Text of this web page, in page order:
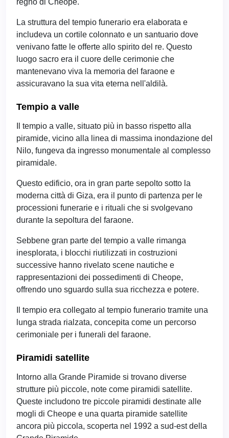
La struttura del tempio funerario era elaborata e
includeva un cortile colonnato e un santuario dove
venivano fatte le offerte allo spirito del re. Questo
luogo sacro era il cuore delle cerimonie che
mantenevano viva la memoria del faraone e
assicuravano la sua vita eterna nell'aldilà.
Tempio a valle
Il tempio a valle, situato più in basso rispetto alla
piramide, vicino alla linea di massima inondazione del
Nilo, fungeva da ingresso monumentale al complesso
piramidale.
Questo edificio, ora in gran parte sepolto sotto la
moderna città di Giza, era il punto di partenza per le
processioni funerarie e i rituali che si svolgevano
durante la sepoltura del faraone.
Sebbene gran parte del tempio a valle rimanga
inesplorata, i blocchi riutilizzati in costruzioni
successive hanno rivelato scene nautiche e
rappresentazioni dei possedimenti di Cheope,
offrendo uno sguardo sulla sua ricchezza e potere.
Il tempio era collegato al tempio funerario tramite una
lunga strada rialzata, concepita come un percorso
cerimoniale per i funerali del faraone.
Piramidi satellite
Intorno alla Grande Piramide si trovano diverse
strutture più piccole, note come piramidi satellite.
Queste includono tre piccole piramidi destinate alle
mogli di Cheope e una quarta piramide satellite
ancora più piccola, scoperta nel 1992 a sud-est della